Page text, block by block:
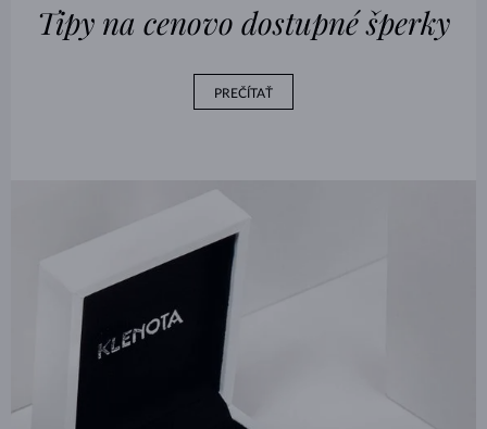
Tipy na cenovo dostupné šperky
PREČÍTAŤ